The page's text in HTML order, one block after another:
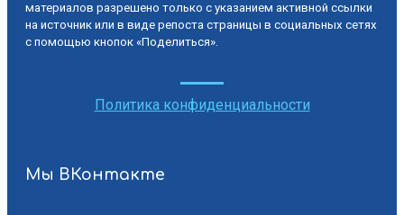
материалов разрешено только с указанием активной ссылки
на источник или в виде репоста страницы в социальных сетях
с помощью кнопок «Поделиться».
Политика конфиденциальности
Мы ВКонтакте